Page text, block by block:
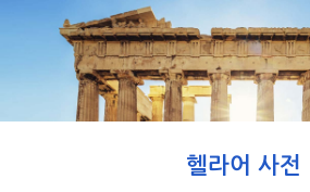
헬라어 사전